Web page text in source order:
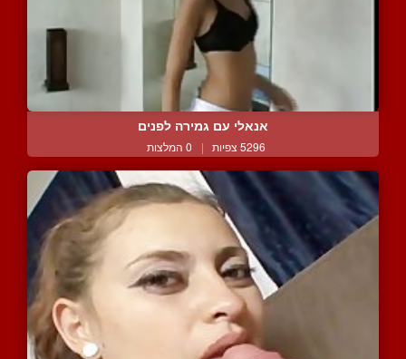
אנאלי עם גמירה לפנים
5296 צפיות | 0 המלצות